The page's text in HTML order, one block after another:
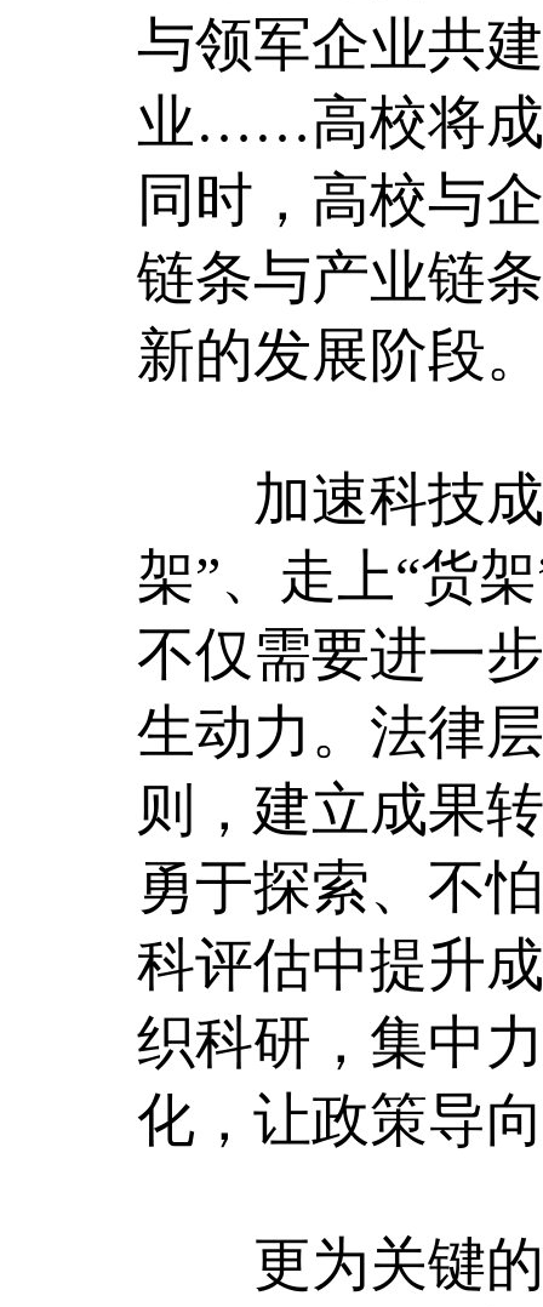
与领军企业共
业……高校将成
同时，高校与
链条与产业链
新的发展阶段。
加速科技成
架”、走上“货
不仅需要进一
生动力。法律
则，建立成果
勇于探索、不
科评估中提升
织科研，集中
化，让政策导
更为关键的